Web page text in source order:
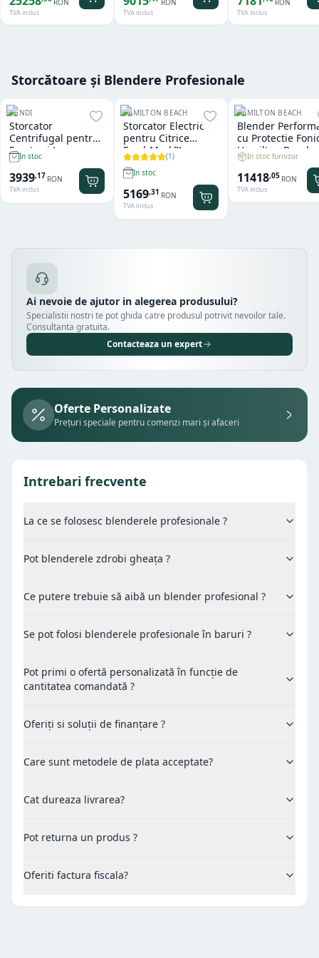
RON
TVA inclus
RON
TVA inclus
RON
TVA inclus
Storcătoare și Blendere Profesionale
HENDI
Storcator
Centrifugal pentru
Fructe si Legume
Hendi
In stoc
3939,17 RON
TVA inclus
HAMILTON BEACH
Storcator Electric
pentru Citrice
FreshMark™
Hamilton Beach
(1)
In stoc
5169,31 RON
TVA inclus
HAMILTON BEACH
Blender
cu Protectie
Hamilton Beach
Summit® Edge
In stoc furnizor
11418,05 RON
TVA inclus
Ai nevoie de ajutor in alegerea produsului?
Specialistii nostri te pot ghida catre produsul potrivit nevoilor tale.
Consultanta gratuita.
Contacteaza un expert
Oferte Personalizate
Prețuri speciale pentru comenzi mari și afaceri
Intrebari frecvente
La ce se folosesc blenderele profesionale ?
Pot blenderele zdrobi gheața ?
Ce putere trebuie să aibă un blender profesional ?
Se pot folosi blenderele profesionale în baruri ?
Pot primi o ofertă personalizată în funcție de
cantitatea comandată ?
Oferiți si soluții de finanțare ?
Care sunt metodele de plata acceptate?
Cat dureaza livrarea?
Pot returna un produs ?
Oferiti factura fiscala?